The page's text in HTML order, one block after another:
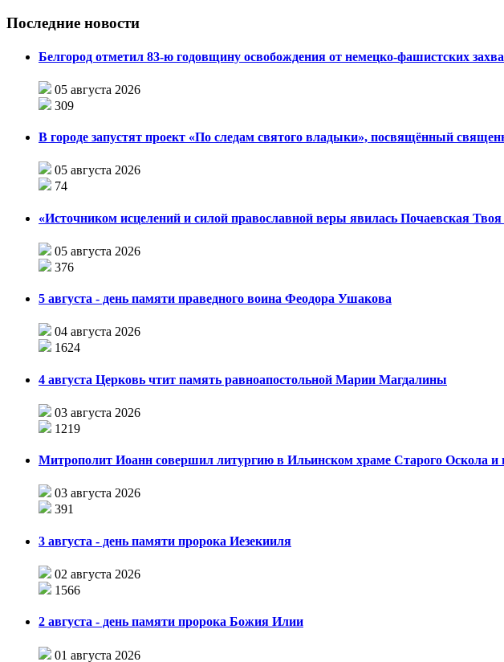
Последние новости
Белгород отметил 83-ю годовщину освобождения от немецко-фашистских
05 августа 2026
309
В городе запустят проект «По следам святого владыки», посвящённый
05 августа 2026
74
«Источником исцелений и силой православной веры явилась Почаевская
05 августа 2026
376
5 августа - день памяти праведного воина Феодора Ушакова
04 августа 2026
1624
4 августа Церковь чтит память равноапостольной Марии Магдалины
03 августа 2026
1219
Митрополит Иоанн совершил литургию в Ильинском храме Старого Оскола и
03 августа 2026
391
3 августа - день памяти пророка Иезекииля
02 августа 2026
1566
2 августа - день памяти пророка Божия Илии
01 августа 2026